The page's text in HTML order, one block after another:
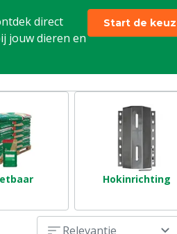
direct
jouw dieren en
Start de
Hokinrichting
Relevantie